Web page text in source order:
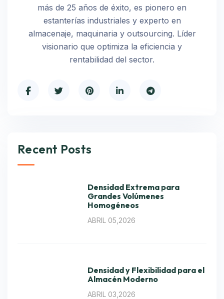
más de 25 años de éxito, es pionero en
estanterías industriales y experto en
almacenaje, maquinaria y outsourcing. Líder
visionario que optimiza la eficiencia y
rentabilidad del sector.
Recent Posts
Densidad Extrema para
Grandes Volúmenes
Homogéneos
ABRIL 05,2026
Densidad y Flexibilidad para el
Almacén Moderno
ABRIL 03,2026